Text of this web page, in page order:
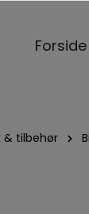
Forside
tilbehør